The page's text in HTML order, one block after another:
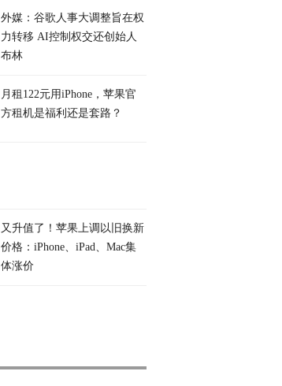
外媒：谷歌人事大调整旨在权
力转移 AI控制权交还创始人
布林
月租122元用iPhone，苹果官
方租机是福利还是套路？
又升值了！苹果上调以旧换新
价格：iPhone、iPad、Mac集
体涨价